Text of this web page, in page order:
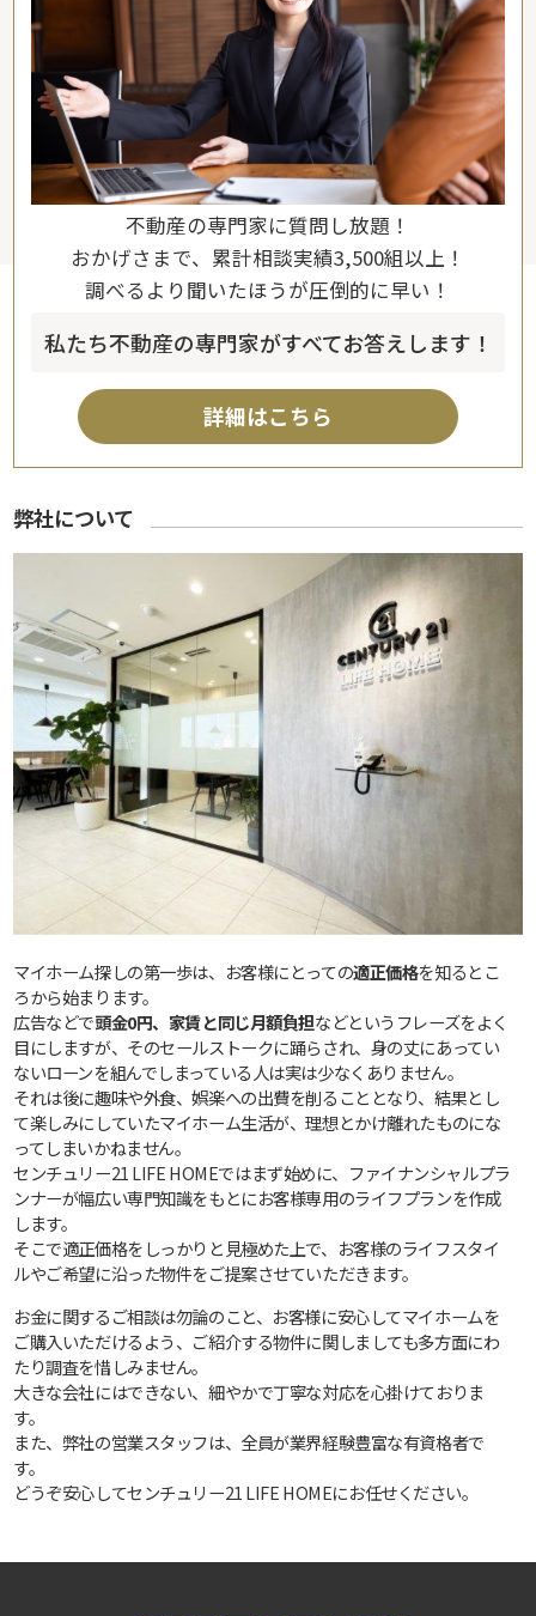
不動産の専門家に質問し放題！
おかげさまで、累計相談実績3,500組以上！
調べるより聞いたほうが圧倒的に早い！
私たち不動産の専門家がすべてお答えします！
詳細はこちら
弊社について
マイホーム探しの第一歩は、お客様にとっての適正価格を知るとこ
ろから始まります。
広告などで頭金0円、家賃と同じ月額負担などというフレーズをよく
目にしますが、そのセールストークに踊らされ、身の丈にあってい
ないローンを組んでしまっている人は実は少なくありません。
それは後に趣味や外食、娯楽への出費を削ることとなり、結果とし
て楽しみにしていたマイホーム生活が、理想とかけ離れたものにな
ってしまいかねません。
センチュリー21 LIFE HOMEではまず始めに、ファイナンシャルプラ
ンナーが幅広い専門知識をもとにお客様専用のライフプランを作成
します。
そこで適正価格をしっかりと見極めた上で、お客様のライフスタイ
ルやご希望に沿った物件をご提案させていただきます。
お金に関するご相談は勿論のこと、お客様に安心してマイホームを
ご購入いただけるよう、ご紹介する物件に関しましても多方面にわ
たり調査を惜しみません。
大きな会社にはできない、細やかで丁寧な対応を心掛けておりま
す。
また、弊社の営業スタッフは、全員が業界経験豊富な有資格者で
す。
どうぞ安心してセンチュリー21 LIFE HOMEにお任せください。